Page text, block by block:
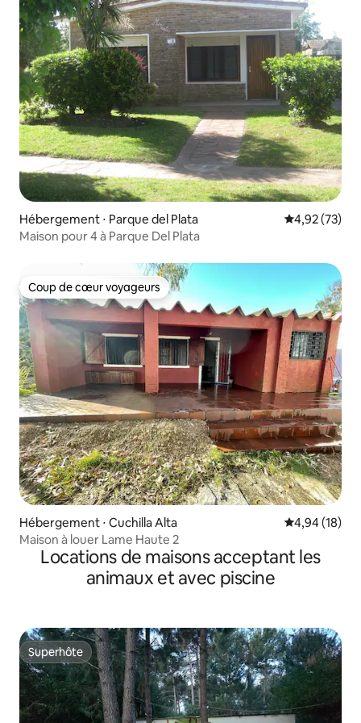
Hébergement ⋅ Parque del Plata Évaluation
4,92 (73)
Maison pour 4 à Parque Del Plata
Coup de cœur voyageurs
Coup de cœur voyageurs
Hébergement ⋅ Cuchilla Alta Évaluation
4,94 (18)
Maison à louer Lame Haute 2
Locations de maisons acceptant les
animaux et avec piscine
Superhôte
Superhôte